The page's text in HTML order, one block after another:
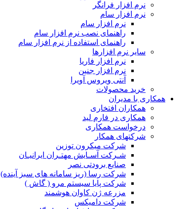
نرم افزار فرانگر
نرم افزار سام
نرم افزار سام
راهنمای نصب نرم افزار سام
راهنمای استفاده از نرم افزار سام
سایر نرم افزارها
نرم افزار فاریا
نرم افزار جنین
آنتی ویروس آویرا
خرید محصولات
همکاری با مدیران
همکاران افتخاری
همکاری در فارم لید
درخواست همکاری
شرکتهای همکار
شرکت میکرون توزین
شـرکت آسـایش مهتـران ایرانیـان
صنایع برودتی نصر
شرکت رسا (ریز سامانه های سبز آینده)
شرکت پایا سیستم مرو ( گاش )
مزرعه ژن کاوان هوشمند
شرکت دامیکس